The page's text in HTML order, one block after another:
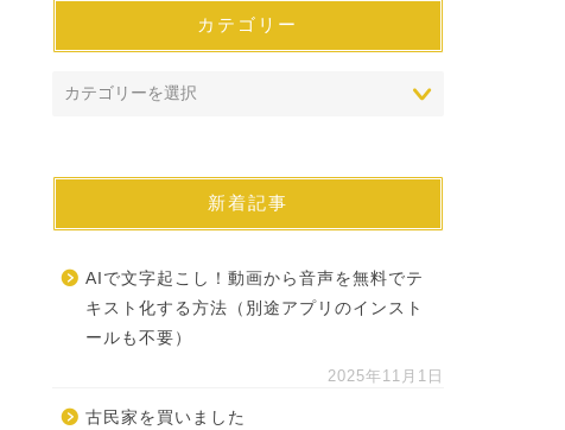
カテゴリー
新着記事
AIで文字起こし！動画から音声を無料でテ
キスト化する方法（別途アプリのインスト
ールも不要）
2025年11月1日
古民家を買いました